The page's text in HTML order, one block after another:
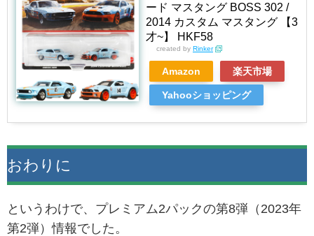
ード マスタング BOSS 302 /
2014 カスタム マスタング 【3
才~】 HKF58
created by Rinker
Amazon 楽天市場
Yahooショッピング
おわりに
というわけで、プレミアム2パックの第8弾（2023年
第2弾）情報でした。